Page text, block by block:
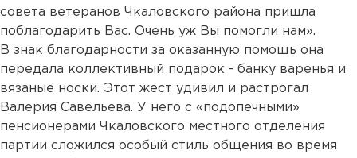
совета ветеранов Чкаловского района пришла
поблагодарить Вас. Очень уж Вы помогли нам».
В знак благодарности за оказанную помощь она
передала коллективный подарок - банку варенья и
вязаные носки. Этот жест удивил и растрогал
Валерия Савельева. У него с «подопечными»
пенсионерами Чкаловского местного отделения
партии сложился особый стиль общения во время